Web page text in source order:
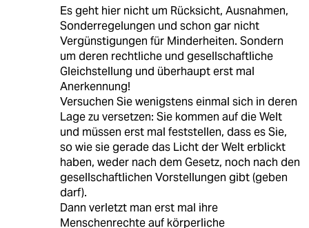
Es geht hier nicht um Rücksicht, Ausnahmen,
Sonderregelungen und schon gar nicht
Vergünstigungen für Minderheiten. Sondern
um deren rechtliche und gesellschaftliche
Gleichstellung und überhaupt erst mal
Anerkennung!
Versuchen Sie wenigstens einmal sich in deren
Lage zu versetzen: Sie kommen auf die Welt
und müssen erst mal feststellen, dass es Sie,
so wie sie gerade das Licht der Welt erblickt
haben, weder nach dem Gesetz, noch nach den
gesellschaftlichen Vorstellungen gibt (geben
darf).
Dann verletzt man erst mal ihre
Menschenrechte auf körperliche